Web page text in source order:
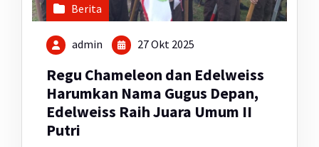
Berita
admin 27 Okt 2025
Regu Chameleon dan Edelweiss
Harumkan Nama Gugus Depan,
Edelweiss Raih Juara Umum II
Putri